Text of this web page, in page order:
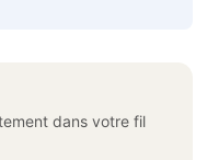
dans votre fil